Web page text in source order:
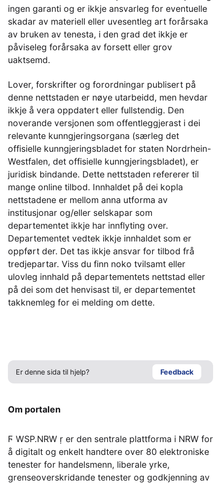
ingen garanti og er ikkje ansvarleg for eventuelle
skadar av materiell eller uvesentleg art forårsaka
av bruken av tenesta, i den grad det ikkje er
påviseleg forårsaka av forsett eller grov
uaktsemd.
Lover, forskrifter og forordningar publisert på
denne nettstaden er nøye utarbeidd, men hevdar
ikkje å vera oppdatert eller fullstendig. Den
noverande versjonen som offentleggjerast i dei
relevante kunngjeringsorgana (særleg det
offisielle kunngjeringsbladet for staten Nordrhein-
Westfalen, det offisielle kunngjeringsbladet), er
juridisk bindande. Dette nettstaden refererer til
mange online tilbod. Innhaldet på dei kopla
nettstadene er mellom anna utforma av
institusjonar og/eller selskapar som
departementet ikkje har innflyting over.
Departementet vedtek ikkje innhaldet som er
oppført der. Det tas ikkje ansvar for tilbod frå
tredjepartar. Viss du finn noko tvilsamt eller
ulovleg innhald på departementets nettstad eller
på dei som det henvisast til, er departementet
takknemleg for ei melding om dette.
Er denne sida til hjelp? Feedback
Om portalen
Ϝ WSP.NRW ṛ er den sentrale plattforma i NRW for
å digitalt og enkelt handtere over 80 elektroniske
tenester for handelsmenn, liberale yrke,
grenseoverskridande tenester og godkjenning av